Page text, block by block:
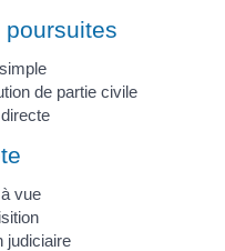
de partie civile
vue
judiciaire